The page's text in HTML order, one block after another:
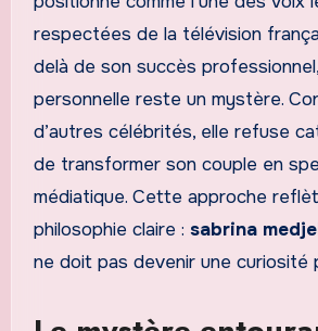
respectées de la télévision
delà de son succès
personnelle reste un mystère.
d’autres célébrités, elle refuse
de transformer son couple en
médiatique. Cette approche
philosophie claire : sabrina
ne doit pas devenir une curiosité